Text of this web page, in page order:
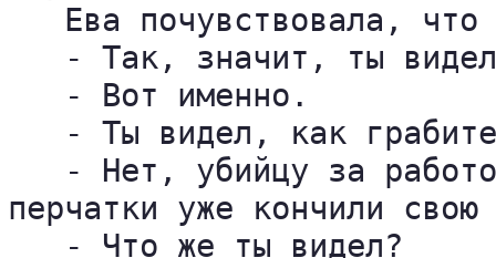
Ева почувствовала,
- Так, значит, ты
   - Вот именно.
- Ты видел, как
- Нет, убийцу за
перчатки уже кончили
   - Что же ты видел?